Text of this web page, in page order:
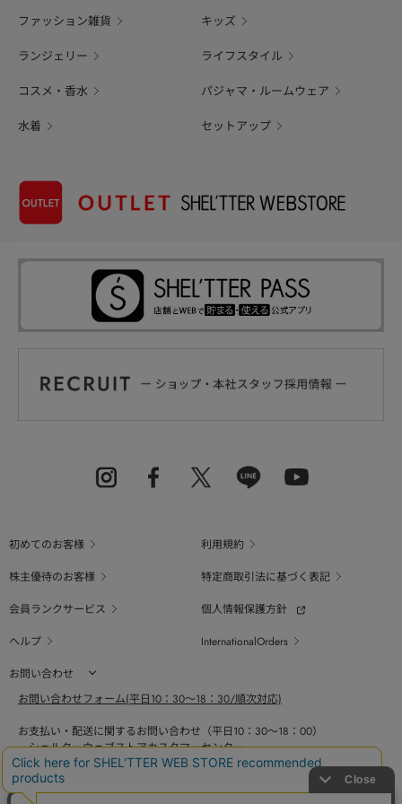
ファッション雑貨 キッズ
ランジェリー ライフスタイル
コスメ・香水 パジャマ・ルームウェア
水着 セットアップ
初めてのお客様
利用規約
株主優待のお客様
特定商取引法に基づく表記
会員ランクサービス
個人情報保護方針
ヘルプ
InternationalOrders
お問い合わせ
お問い合わせフォーム(平日10：30～18：30/順次対応)
お支払い・配送に関するお問い合わせ（平日10：30～18：00）
シェルターウェブストアカスタマーセンター
0800-123-6820
商品の素材、サイズ、仕様等に関するお問い合せ（平日10：30～18：00）
バロックジャパンリミテッドコールセンター